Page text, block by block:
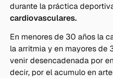
durante la práctica
cardiovasculares.
En menores de 30 años la
la arritmia y en mayores
venir desencadenada por
decir, por el acumulo en